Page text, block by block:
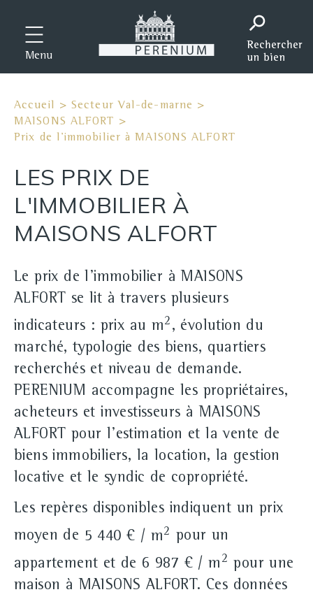
Menu
Accueil >Secteur Val-de-marne >
MAISONS ALFORT >
Prix de l'immobilier à MAISONS ALFORT
LES PRIX DE
L'IMMOBILIER À
MAISONS ALFORT
Le prix de l'immobilier à MAISONS
ALFORT se lit à travers plusieurs
indicateurs : prix au m2 , évolution du
marché, typologie des biens, quartiers
recherchés et niveau de demande.
PERENIUM accompagne les propriétaires,
acheteurs et investisseurs à MAISONS
ALFORT pour l'estimation et la vente de
biens immobiliers, la location, la gestion
locative et le syndic de copropriété.
Les repères disponibles indiquent un prix
moyen de 5 440 € / m2 pour un
appartement et de 6 987 € / m 2 pour une
maison à MAISONS ALFORT. Ces données